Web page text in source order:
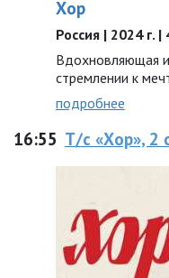
Хор
Россия | 2024 г.
Вдохновляющая
стремлении к
подробнее
16:55 Т/с «Хор», 2